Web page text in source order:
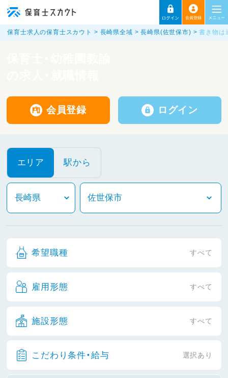
保育士求人の保育士スカウト 長崎県全域 長崎県(佐世保市) 書き物は
会員登録 ログイン
エリア 駅から
希望職種 すべて
雇用形態 すべて
施設形態 すべて
こだわり条件・給与 選択あり